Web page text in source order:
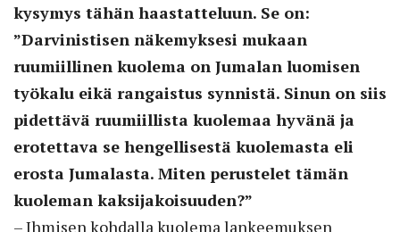
kysymys tähän haastatteluun. Se on:
”Darvinistisen näkemyksesi mukaan
ruumiillinen kuolema on Jumalan luomisen
työkalu eikä rangaistus synnistä. Sinun on siis
pidettävä ruumiillista kuolemaa hyvänä ja
erotettava se hengellisestä kuolemasta eli
erosta Jumalasta. Miten perustelet tämän
kuoleman kaksijakoisuuden?”
– Ihmisen kohdalla kuolema lankeemuksen